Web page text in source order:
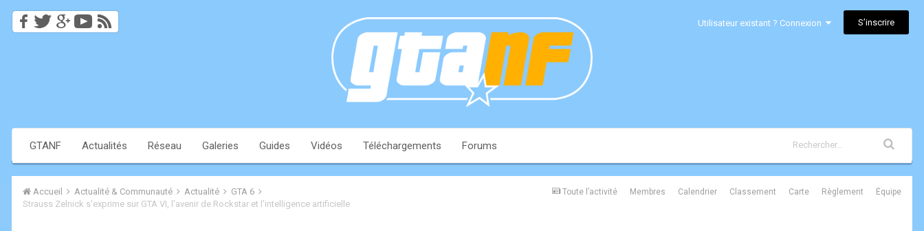
Utilisateur existant ? Connexion S’inscrire
GTANF Actualités Réseau Galeries Guides Vidéos Téléchargements Forums
Toute l’activité Membres Calendrier Classement Carte Règlement Équipe
Accueil Actualité & Communauté Actualité
GTA 6
Strauss Zelnick s'exprime sur GTA VI, l'avenir de Rockstar et l'intelligence artificielle